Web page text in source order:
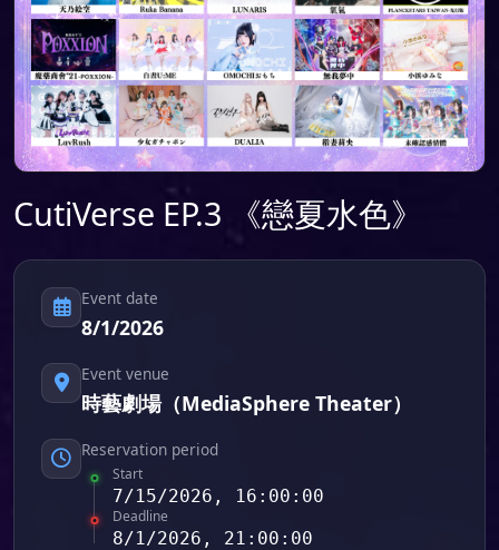
CutiVerse EP.3 《戀夏水色》
Event date
8/1/2026
Event venue
時藝劇場（MediaSphere Theater）
Reservation period
Start
7/15/2026, 16:00:00
Deadline
8/1/2026, 21:00:00